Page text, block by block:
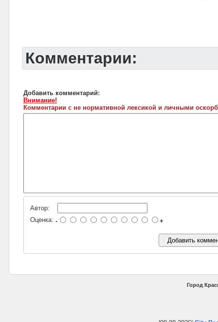
Комментарии:
Добавить комментарий:
Внимание!
Комментарии с не нормативной лексикой и личными
Автор:
Оценка: - +
Город